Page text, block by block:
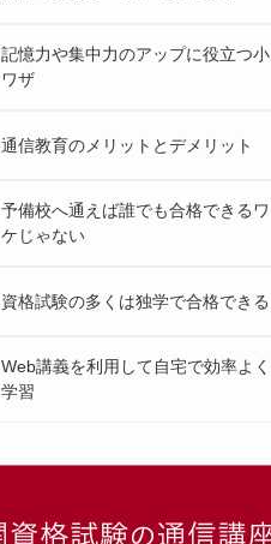
記憶力や集中力のアップに役立つ小
ワザ
通信教育のメリットとデメリット
予備校へ通えば誰でも合格できるワ
ケじゃない
資格試験の多くは独学で合格できる
Web講義を利用して自宅で効率よく
学習